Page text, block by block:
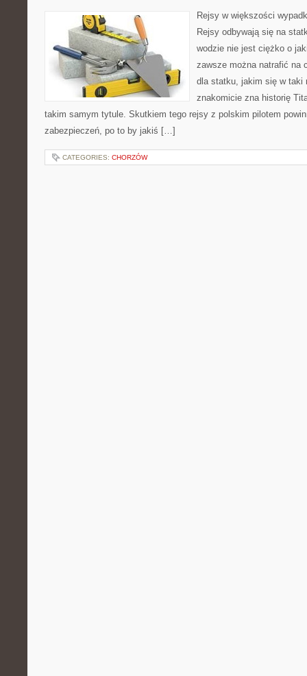
Rejsy w większości
Rejsy odbywają się na
wodzie nie jest ciężko o
zawsze można natrafić na
dla statku, jakim się w taki
znakomicie zna historię
takim samym tytule. Skutkiem tego rejsy z polskim pilotem
zabezpieczeń, po to by jakiś […]
CATEGORIES: CHORZÓW